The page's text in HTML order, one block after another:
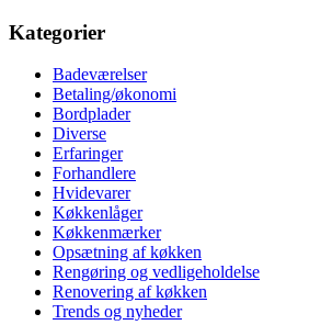
Kategorier
Badeværelser
Betaling/økonomi
Bordplader
Diverse
Erfaringer
Forhandlere
Hvidevarer
Køkkenlåger
Køkkenmærker
Opsætning af køkken
Rengøring og vedligeholdelse
Renovering af køkken
Trends og nyheder